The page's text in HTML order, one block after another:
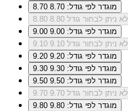
8.70
מוגדר לפי גודל: 8.70
8.80
לא ניתן לבחור גודל 8.80
9.00
מוגדר לפי גודל: 9.00
9.10
לא ניתן לבחור גודל 9.10
9.20
מוגדר לפי גודל: 9.20
9.30
מוגדר לפי גודל: 9.30
9.50
מוגדר לפי גודל: 9.50
9.70
לא ניתן לבחור גודל 9.70
9.80
מוגדר לפי גודל: 9.80